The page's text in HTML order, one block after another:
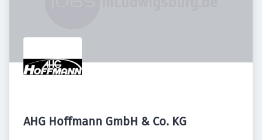
AHG Hoffmann GmbH & Co. KG